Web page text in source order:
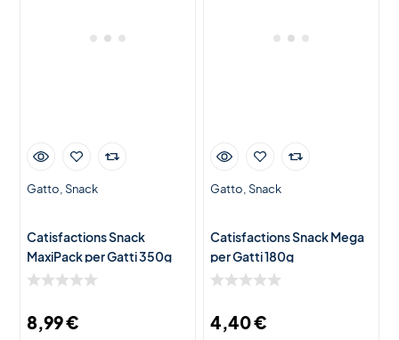
Gatto Snack
Catisfactions Snack
MaxiPack per Gatti 350g
8,99€
Gatto Snack
Catisfactions Snack Mega
per Gatti 180g
4,40€